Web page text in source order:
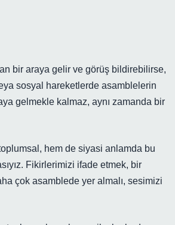
bir araya gelir ve görüş bildirebilirse,
sosyal hareketlerde asamblelerin
gelmekle kalmaz, aynı zamanda bir
hem de siyasi anlamda bu
Fikirlerimizi ifade etmek, bir
çok asamblede yer almalı, sesimizi